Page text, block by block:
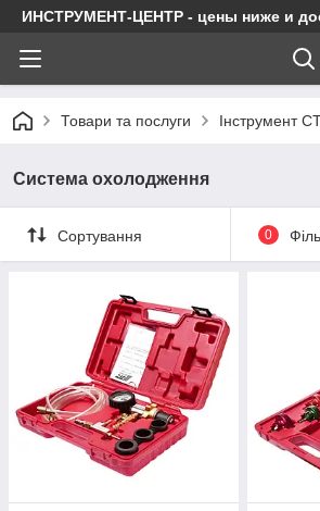
ИНСТРУМЕНТ-ЦЕНТР - цены ниже и
Товари та послуги Інструмент
Система охолодження
Сортування 0